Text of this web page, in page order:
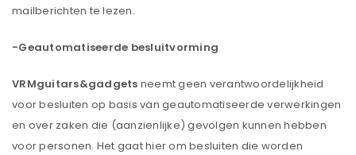
mailberichten te lezen.
-Geautomatiseerde besluitvorming
VRMguitars&gadgets neemt geen verantwoordelijkheid
voor besluiten op basis van geautomatiseerde verwerkingen
en over zaken die (aanzienlijke) gevolgen kunnen hebben
voor personen. Het gaat hier om besluiten die worden